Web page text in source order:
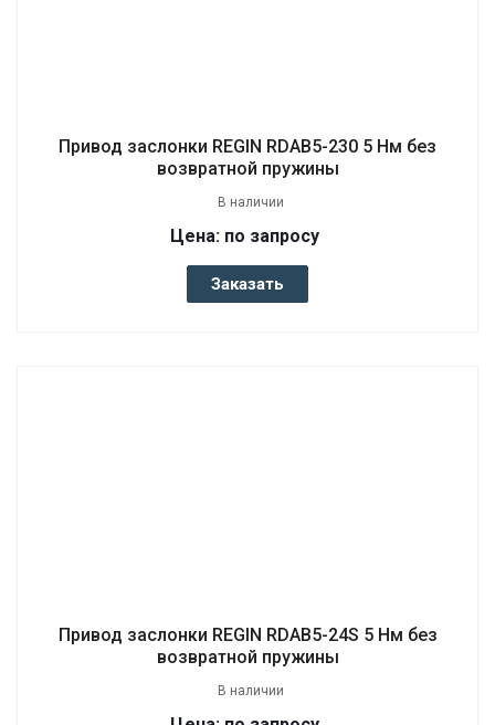
Привод заслонки REGIN RDAB5-230 5 Нм без
возвратной пружины
В наличии
Цена: по запросу
Заказать
Привод заслонки REGIN RDAB5-24S 5 Нм без
возвратной пружины
В наличии